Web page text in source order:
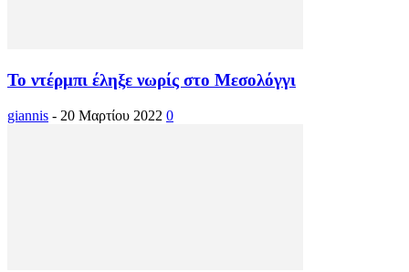
Το ντέρμπι έληξε νωρίς στο Μεσολόγγι
giannis - 20 Μαρτίου 2022 0